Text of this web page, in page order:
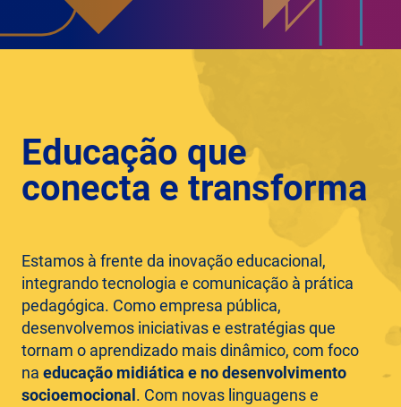
Educação que
conecta e transforma
Estamos à frente da inovação educacional,
integrando tecnologia e comunicação à prática
pedagógica. Como empresa pública,
desenvolvemos iniciativas e estratégias que
tornam o aprendizado mais dinâmico, com foco
na educação midiática e no desenvolvimento
socioemocional . Com novas linguagens e